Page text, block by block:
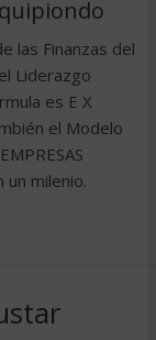
las Finanzas del
Liderazgo
es E X
el Modelo
un milenio.